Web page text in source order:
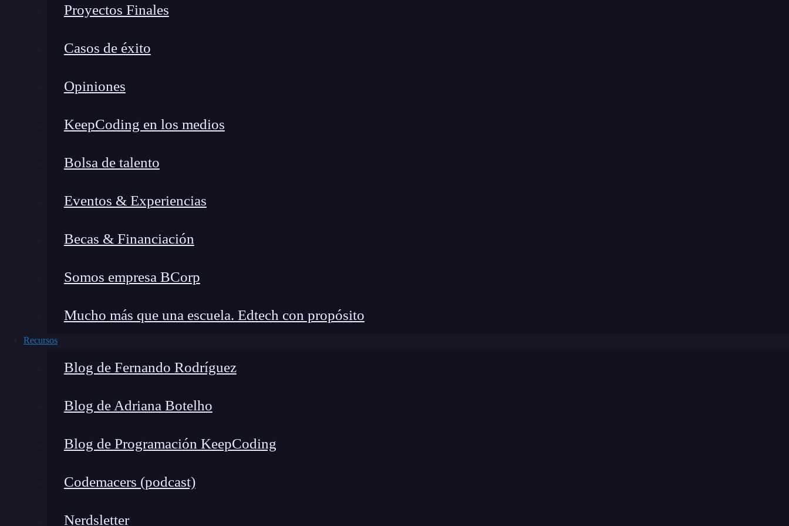
Proyectos Finales
Casos de éxito
Opiniones
KeepCoding en los medios
Bolsa de talento
Eventos & Experiencias
Becas & Financiación
Somos empresa BCorp
Mucho más que una escuela. Edtech con propósito
Recursos
Blog de Fernando Rodríguez
Blog de Adriana Botelho
Blog de Programación KeepCoding
Codemacers (podcast)
Nerdsletter
Imagina un señuelo digital: un sistema configurado para parecer vulnerable pero que en realidad
sea open source significa que su código está abierto para que cualquier persona pueda usarlo,
mostró que esta transparencia ofrece dos grandes ventajas: confianza y flexibilidad. Puedes revisar
cumplir con normativas o necesidades únicas, además de colaborar con una comunidad de expertos
Beneficios Reales de Usar un Honeypot Open Source
Coste efectivo: Al ser software libre, reduces gastos en licenciamiento sin sacrificar calidad.
muy específicos en tu